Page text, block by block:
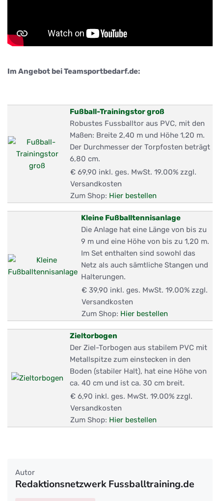
Im Angebot bei Teamsportbedarf.de:
Fußball-Trainingstor groß
Robustes Fussballtor aus PVC, mit den
Maßen: Breite 2,40 m und Höhe 1,20 m.
Der Durchmesser der Torpfosten beträgt
6,80 cm.
€ 69,90 inkl. ges. MwSt. 19.00% zzgl.
Versandkosten
Zum Shop: Hier bestellen
Kleine Fußballtennisanlage
Die Anlage hat eine Länge von bis zu
9 m und eine Höhe von bis zu 1,20 m.
Im Set enthalten sind sowohl das
Netz als auch sämtliche Stangen und
Halterungen.
€ 39,90 inkl. ges. MwSt. 19.00% zzgl.
Versandkosten
Zum Shop: Hier bestellen
Zieltorbogen
Der Ziel-Torbogen aus stabilem PVC mit
Metallspitze zum einstecken in den
Boden (stabiler Halt), hat eine Höhe von
ca. 40 cm und ist ca. 30 cm breit.
€ 6,90 inkl. ges. MwSt. 19.00% zzgl.
Versandkosten
Zum Shop: Hier bestellen
Autor
Redaktionsnetzwerk Fussballtraining.de